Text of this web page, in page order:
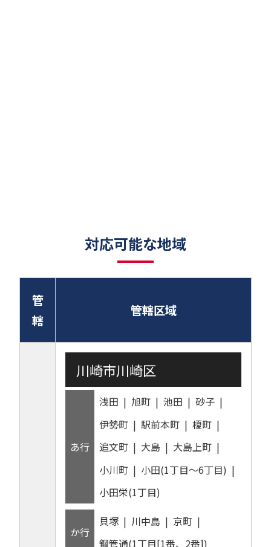
対応可能な地域
管
轄
管轄区域
川崎市川崎区
あ行
浅田 旭町 池田
砂子
伊勢町
駅前本町
榎町
追文町
大島
大島上町
小川町
小田(1丁目～6丁目)
小田栄(1丁目)
か行
貝塚 川中島
京町
鋼管通(1丁目[1番、2番])